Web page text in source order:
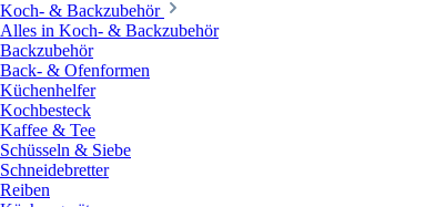
Koch- & Backzubehör
Alles in Koch- & Backzubehör
Backzubehör
Back- & Ofenformen
Küchenhelfer
Kochbesteck
Kaffee & Tee
Schüsseln & Siebe
Schneidebretter
Reiben